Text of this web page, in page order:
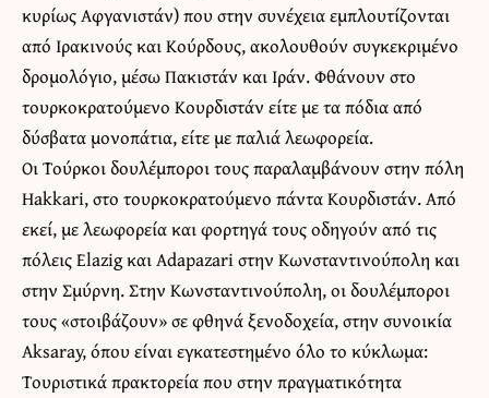
κυρίως Αφγανιστάν) που στην συνέχεια εμπλουτίζονται
από Ιρακινούς και Κούρδους, ακολουθούν συγκεκριμένο
δρομολόγιο, μέσω Πακιστάν και Ιράν. Φθάνουν στο
τουρκοκρατούμενο Κουρδιστάν είτε με τα πόδια από
δύσβατα μονοπάτια, είτε με παλιά λεωφορεία.
Οι Τούρκοι δουλέμποροι τους παραλαμβάνουν στην πόλη
Hakkari, στο τουρκοκρατούμενο πάντα Κουρδιστάν. Από
εκεί, με λεωφορεία και φορτηγά τους οδηγούν από τις
πόλεις Elazig και Adapazari στην Κωνσταντινούπολη και
στην Σμύρνη. Στην Κωνσταντινούπολη, οι δουλέμποροι
τους «στοιβάζουν» σε φθηνά ξενοδοχεία, στην συνοικία
Aksaray, όπου είναι εγκατεστημένο όλο το κύκλωμα:
Τουριστικά πρακτορεία που στην πραγματικότητα